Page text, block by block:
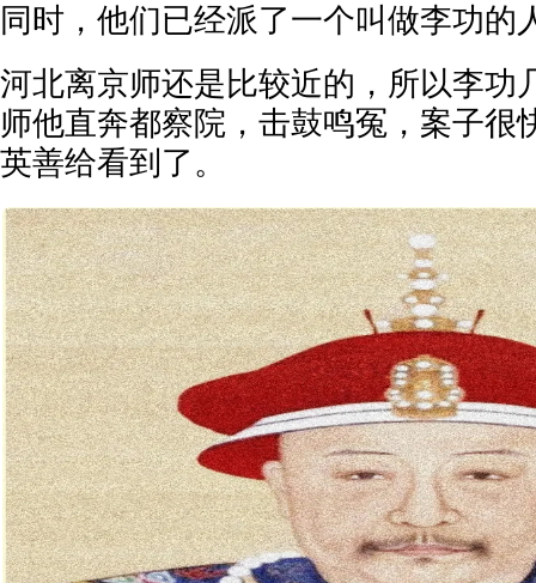
同时，他们已经派了一个叫做李功的
河北离京师还是比较近的，所以李功
师他直奔都察院，击鼓鸣冤，案子很
英善给看到了。